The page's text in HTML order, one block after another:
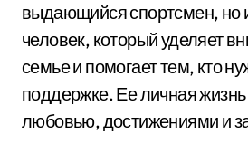
выдающийся спортсмен, но
человек, который уделяет
семье и помогает тем, кто
поддержке. Ее личная
любовью, достижениями и